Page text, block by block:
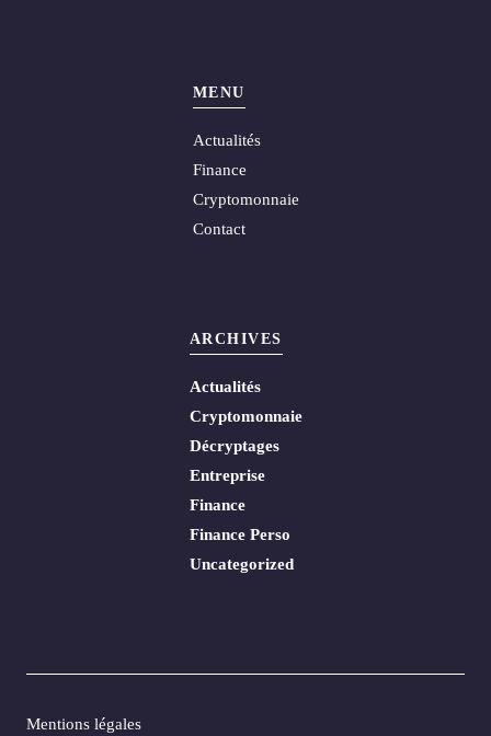
MENU
Actualités
Finance
Cryptomonnaie
Contact
ARCHIVES
Actualités
Cryptomonnaie
Décryptages
Entreprise
Finance
Finance Perso
Uncategorized
Mentions légales